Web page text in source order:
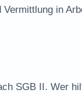
in
SGB II. Wer